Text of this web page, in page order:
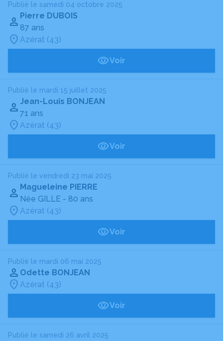
Publié le samedi 04 octobre 2025
Pierre DUBOIS
87 ans
Azérat (43)
Voir
Publié le mardi 15 juillet 2025
Jean-Louis BONJEAN
71 ans
Azérat (43)
Voir
Publié le vendredi 23 mai 2025
Magueleine PIERRE
Née GILLE - 80 ans
Azérat (43)
Voir
Publié le mardi 06 mai 2025
Odette BONJEAN
Azérat (43)
Voir
Publié le samedi 26 avril 2025